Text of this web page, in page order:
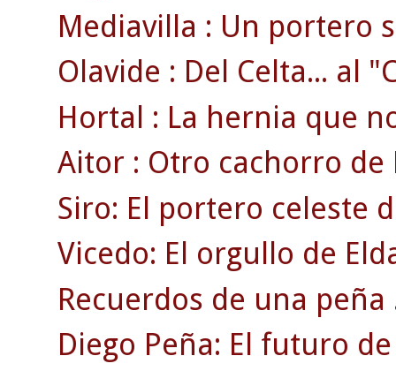
Mediavilla : Un portero
Olavide : Del Celta... al
Hortal : La hernia que
Aitor : Otro cachorro de
Siro: El portero celeste
Vicedo: El orgullo de
Recuerdos de una peña
Diego Peña: El futuro